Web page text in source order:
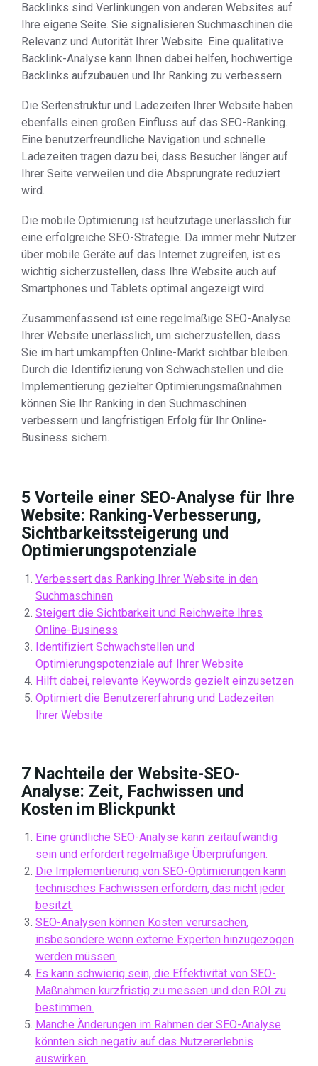
Backlinks sind Verlinkungen von anderen Websites auf
Ihre eigene Seite. Sie signalisieren Suchmaschinen die
Relevanz und Autorität Ihrer Website. Eine qualitative
Backlink-Analyse kann Ihnen dabei helfen, hochwertige
Backlinks aufzubauen und Ihr Ranking zu verbessern.
Die Seitenstruktur und Ladezeiten Ihrer Website haben
ebenfalls einen großen Einfluss auf das SEO-Ranking.
Eine benutzerfreundliche Navigation und schnelle
Ladezeiten tragen dazu bei, dass Besucher länger auf
Ihrer Seite verweilen und die Absprungrate reduziert
wird.
Die mobile Optimierung ist heutzutage unerlässlich für
eine erfolgreiche SEO-Strategie. Da immer mehr Nutzer
über mobile Geräte auf das Internet zugreifen, ist es
wichtig sicherzustellen, dass Ihre Website auch auf
Smartphones und Tablets optimal angezeigt wird.
Zusammenfassend ist eine regelmäßige SEO-Analyse
Ihrer Website unerlässlich, um sicherzustellen, dass
Sie im hart umkämpften Online-Markt sichtbar bleiben.
Durch die Identifizierung von Schwachstellen und die
Implementierung gezielter Optimierungsmaßnahmen
können Sie Ihr Ranking in den Suchmaschinen
verbessern und langfristigen Erfolg für Ihr Online-
Business sichern.
5 Vorteile einer SEO-Analyse für Ihre
Website: Ranking-Verbesserung,
Sichtbarkeitssteigerung und
Optimierungspotenziale
Verbessert das Ranking Ihrer Website in den
Suchmaschinen
Steigert die Sichtbarkeit und Reichweite Ihres
Online-Business
Identifiziert Schwachstellen und
Optimierungspotenziale auf Ihrer Website
Hilft dabei, relevante Keywords gezielt einzusetzen
Optimiert die Benutzererfahrung und Ladezeiten
Ihrer Website
7 Nachteile der Website-SEO-
Analyse: Zeit, Fachwissen und
Kosten im Blickpunkt
Eine gründliche SEO-Analyse kann zeitaufwändig
sein und erfordert regelmäßige Überprüfungen.
Die Implementierung von SEO-Optimierungen kann
technisches Fachwissen erfordern, das nicht jeder
besitzt.
SEO-Analysen können Kosten verursachen,
insbesondere wenn externe Experten hinzugezogen
werden müssen.
Es kann schwierig sein, die Effektivität von SEO-
Maßnahmen kurzfristig zu messen und den ROI zu
bestimmen.
Manche Änderungen im Rahmen der SEO-Analyse
könnten sich negativ auf das Nutzererlebnis
auswirken.